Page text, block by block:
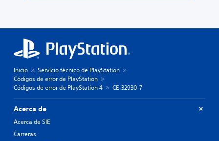
Inicio
Servicio técnico de PlayStation
Códigos de error de PlayStation
Códigos de error de PlayStation 4
CE-32930-7
Acerca de
Acerca de SIE
Carreras